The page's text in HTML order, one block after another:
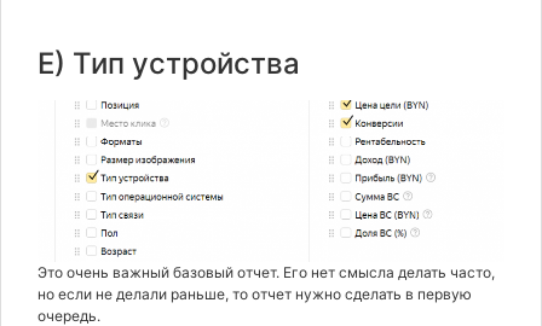
Е) Тип устройства
Это очень важный базовый отчет. Его нет смысла делать часто,
но если не делали раньше, то отчет нужно сделать в первую
очередь.